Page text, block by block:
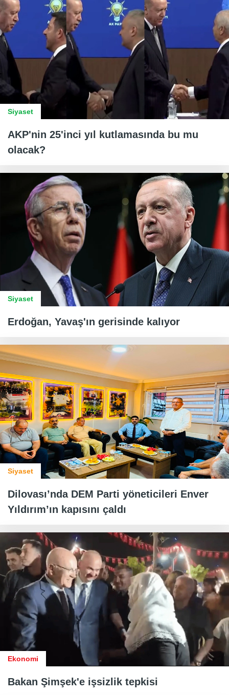
Siyaset
AKP'nin 25'inci yıl kutlamasında bu mu
olacak?
Siyaset
Erdoğan, Yavaş'ın gerisinde kalıyor
Siyaset
Dilovası’nda DEM Parti yöneticileri Enver
Yıldırım’ın kapısını çaldı
Ekonomi
Bakan Şimşek'e işsizlik tepkisi